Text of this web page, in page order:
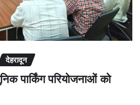
देहरादून
पार्किंग परियोजनाओं को